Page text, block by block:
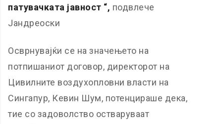
патувачката јавност “, подвлече
Јандреоски
Осврнувајќи се на значењето на
потпишаниот договор, директорот на
Цивилните воздухопловни власти на
Сингапур, Кевин Шум, потенцираше дека,
тие со задоволство остваруваат